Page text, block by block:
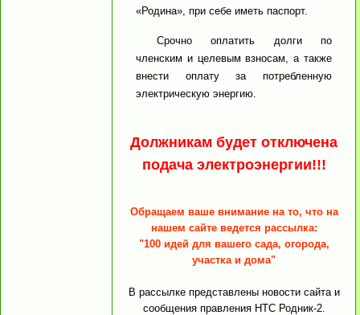
«Родина», при себе иметь паспорт.
Срочно оплатить долги по
членским и целевым взносам, а также
внести оплату за потребленную
электрическую энергию.
Должникам будет отключена
подача электроэнергии!!!
Обращаем ваше внимание на то, что на
нашем сайте ведется рассылка:
"100 идей для вашего сада, огорода,
участка и дома"
В рассылке представлены новости сайта и
сообщения правления НТС Родник-2.